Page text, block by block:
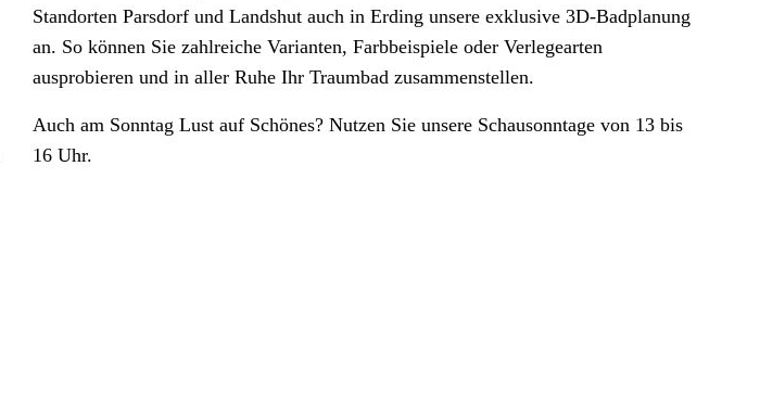
Standorten Parsdorf und Landshut auch in Erding unsere exklusive 3D-Badplanung
an. So können Sie zahlreiche Varianten, Farbbeispiele oder Verlegearten
ausprobieren und in aller Ruhe Ihr Traumbad zusammenstellen.
Auch am Sonntag Lust auf Schönes? Nutzen Sie unsere Schausonntage von 13 bis
16 Uhr.